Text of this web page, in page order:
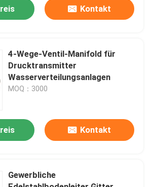
Kontakt
4-Wege-Ventil-Manifold für
Drucktransmitter
Wasserverteilungsanlagen
MOQ：3000
Kontakt
Gewerbliche